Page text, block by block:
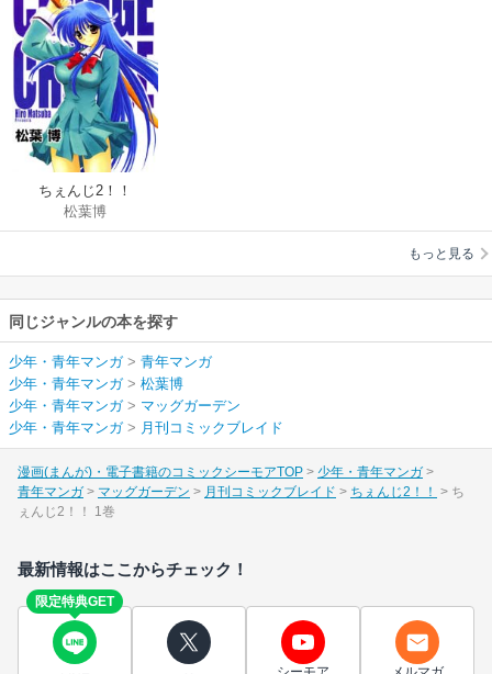
ちぇんじ2！！
松葉博
もっと見る
同じジャンルの本を探す
少年・青年マンガ> 青年マンガ
少年・青年マンガ> 松葉博
少年・青年マンガ> マッグガーデン
少年・青年マンガ> 月刊コミックブレイド
漫画(まんが)・電子書籍のコミックシーモアTOP
少年・青年マンガ
青年マンガ
マッグガーデン 月刊コミックブレイド ちぇんじ2！！
ち
ぇんじ2！！ 1巻
最新情報はここからチェック！
限定特典GET